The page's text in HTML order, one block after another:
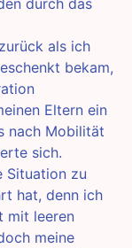
als ich
bekam,
Eltern ein
nach Mobilität
sich.
Situation zu
hat, denn ich
mit leeren
meine